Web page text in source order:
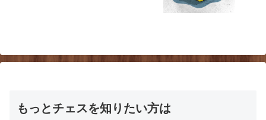
もっとチェスを知りたい方は